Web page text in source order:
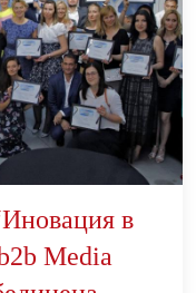
в
Media